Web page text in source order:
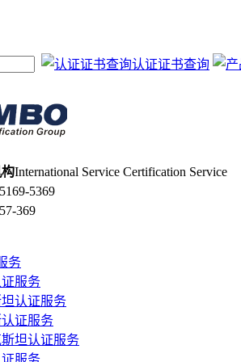
认证证书查询
International Service Certification Service
5369
369
务
服务
认证服务
证服务
坦认证服务
服务